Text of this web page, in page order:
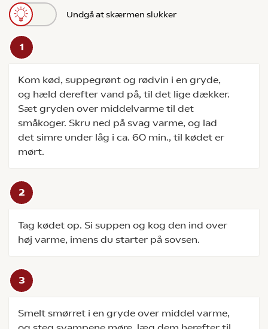
Undgå at skærmen slukker
Kom kød, suppegrønt og rødvin i en gryde,
og hæld derefter vand på, til det lige dækker.
Sæt gryden over middelvarme til det
småkoger. Skru ned på svag varme, og lad
det simre under låg i ca. 60 min., til kødet er
mørt.
Tag kødet op. Si suppen og kog den ind over
høj varme, imens du starter på sovsen.
Smelt smørret i en gryde over middel varme,